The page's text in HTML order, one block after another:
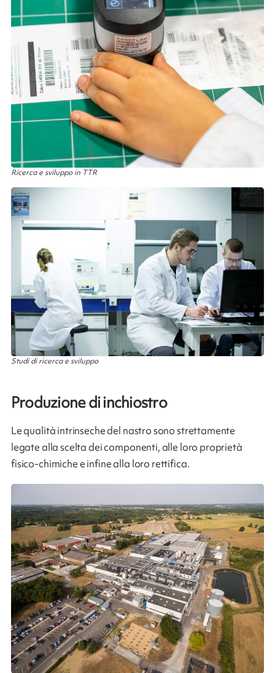
Ricerca e sviluppo in TTR
Studi di ricerca e sviluppo
Produzione di inchiostro
Le qualità intrinseche del nastro sono strettamente
legate alla scelta dei componenti, alle loro proprietà
fisico-chimiche e infine alla loro rettifica.